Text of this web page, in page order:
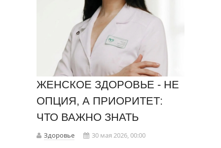
ЖЕНСКОЕ ЗДОРОВЬЕ - НЕ
ОПЦИЯ, А ПРИОРИТЕТ:
ЧТО ВАЖНО ЗНАТЬ
Здоровье
30 мая 2026, 00:00